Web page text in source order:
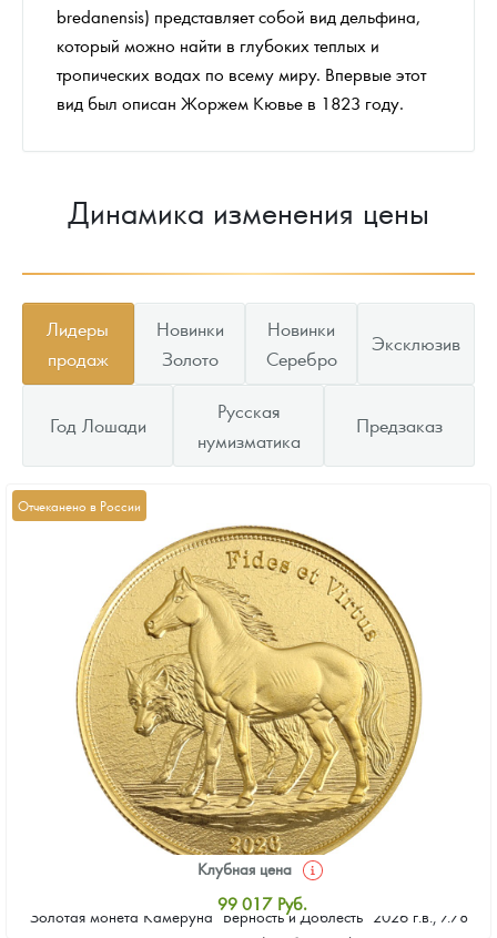
bredanensis) представляет собой вид дельфина,
который можно найти в глубоких теплых и
тропических водах по всему миру. Впервые этот
вид был описан Жоржем Кювье в 1823 году.
Динамика изменения цены
Лидеры
продаж
Новинки
Золото
Новинки
Серебро
Эксклюзив
Год Лошади
Русская
нумизматика
Предзаказ
Отчеканено в России
Золотая монета Камеруна "Верность и Доблесть" 2026 г.в., 7.78
Клубная цена
99 017 Руб.
Стандартная цена